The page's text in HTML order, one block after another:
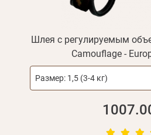
Шлея с регулируемым
Camouflage -
Размер: 1,5 (3-4 кг)